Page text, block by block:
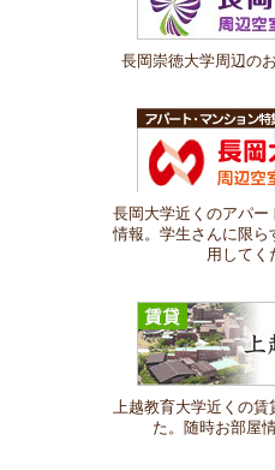
長岡崇徳大学周辺の
長岡大学近くのアパー
情報。学生さんに限
用してく
上越教育大学近くの
た。随時お部屋